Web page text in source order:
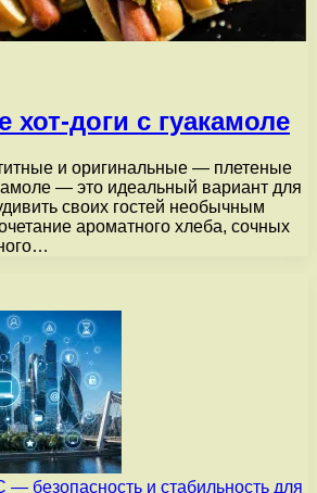
хот-доги с гуакамоле
и оригинальные — плетеные
— это идеальный вариант для
своих гостей необычным
ароматного хлеба, сочных
— безопасность и стабильность для